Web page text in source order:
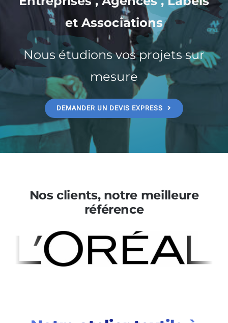
et Associations
Nous étudions vos projets sur
mesure
DEMANDER UN DEVIS EXPRESS